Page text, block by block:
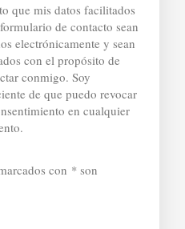
que mis datos facilitados
de contacto sean
electrónicamente y sean
con el propósito de
conmigo. Soy
de que puedo revocar
en cualquier
con * son